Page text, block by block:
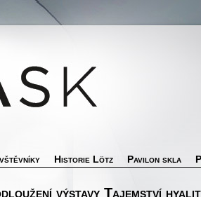
Historie Lötz Pavilon skla
výstavy Tajemství